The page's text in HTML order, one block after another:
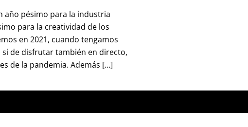
año pésimo para la industria
para la creatividad de los
en 2021, cuando tengamos
de disfrutar también en directo,
de la pandemia. Además […]